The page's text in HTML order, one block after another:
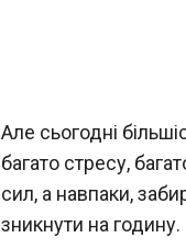
Але сьогодні
багато стресу,
сил, а навпаки,
зникнути на